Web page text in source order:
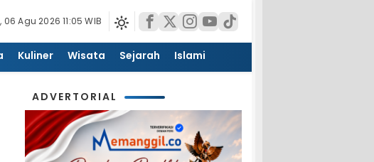
06 Agu 2026 11:05 WIB
Kuliner Wisata Sejarah Islami
ADVERTORIAL